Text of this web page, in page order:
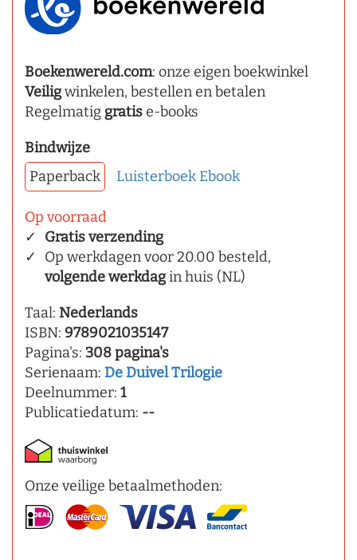
Boekenwereld.com: onze eigen boekwinkel
Veiligwinkelen, bestellen en betalen
Regelmatig gratise-books
Bindwijze
Paperback
Luisterboek Ebook
Op voorraad
Gratis verzending
Op werkdagen voor 20.00 besteld,
volgende werkdagin huis (NL)
Taal: Nederlands
ISBN: 9789021035147
Pagina's: 308 pagina's
Serienaam: De Duivel Trilogie
Deelnummer: 1
Publicatiedatum: --
Onze veilige betaalmethoden: